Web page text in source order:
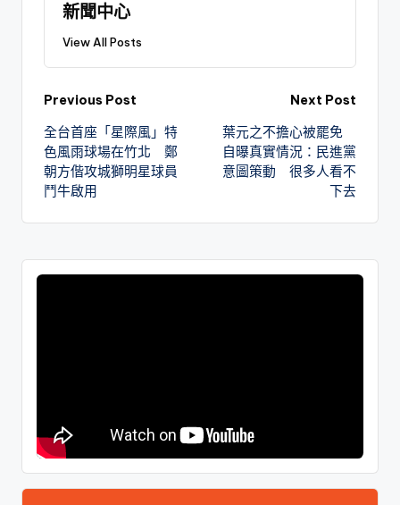
新聞中心
View All Posts
Previous Post
全台首座「星際風」特
色風雨球場在竹北 鄭
朝方偕攻城獅明星球員
鬥牛啟用
Next Post
葉元之不擔心被罷免
自曝真實情況：民進黨
意圖策動 很多人看不
下去